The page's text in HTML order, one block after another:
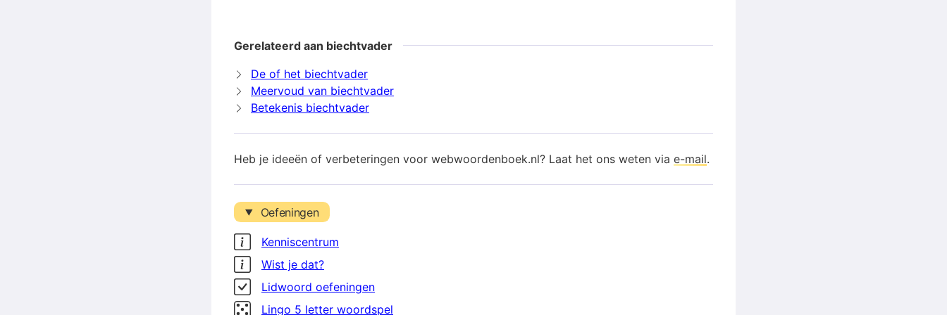
Gerelateerd aan biechtvader
De of het biechtvader
Meervoud van biechtvader
Betekenis biechtvader
Heb je ideeën of verbeteringen voor webwoordenboek.nl? Laat het ons weten via e-mail.
Oefeningen
Kenniscentrum
Wist je dat?
Lidwoord oefeningen
Lingo 5 letter woordspel